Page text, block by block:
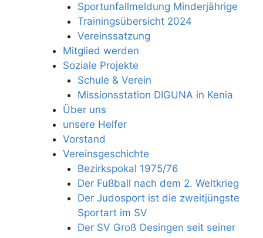
Sportunfallmeldung Minderjährige
Trainingsübersicht 2024
Vereinssatzung
Mitglied werden
Soziale Projekte
Schule & Verein
Missionsstation DIGUNA in Kenia
Über uns
unsere Helfer
Vorstand
Vereinsgeschichte
Bezirkspokal 1975/76
Der Fußball nach dem 2. Weltkrieg
Der Judosport ist die zweitjüngste
Sportart im SV
Der SV Groß Oesingen seit seiner